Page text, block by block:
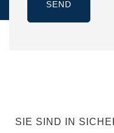
SIE SIND IN